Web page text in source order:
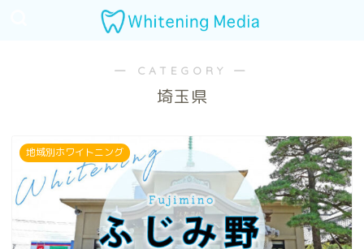
― CATEGORY ―
埼玉県
地域別ホワイトニング